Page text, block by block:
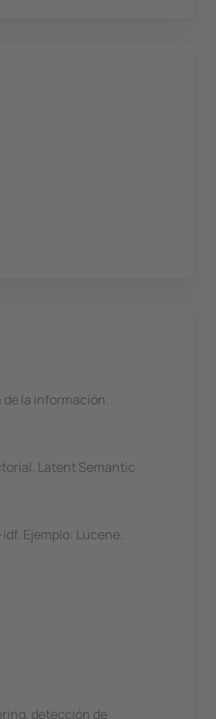
de la información.
Latent Semantic
Ejemplo: Lucene.
detección de